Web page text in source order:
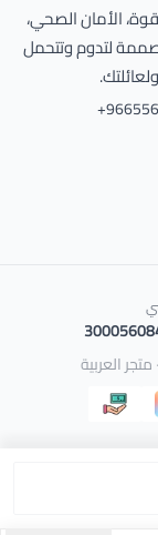
الأمان الصحي،
لتدوم وتتحمل